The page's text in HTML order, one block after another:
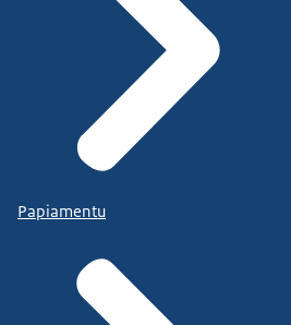
Papiamentu